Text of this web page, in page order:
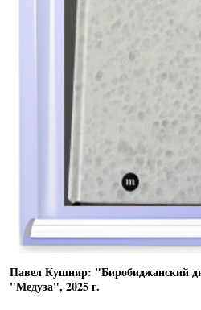
Павел Кушнир: "Биробиджанский
"Медуза", 2025 г.